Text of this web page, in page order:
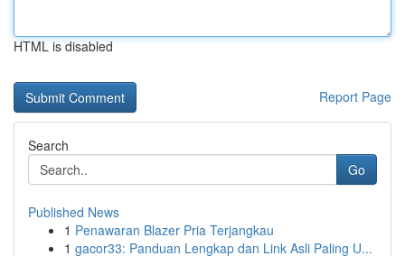
HTML is disabled
Report Page
Search
Go
Published News
1 Penawaran Blazer Pria Terjangkau
1 gacor33: Panduan Lengkap dan Link Asli Paling U...